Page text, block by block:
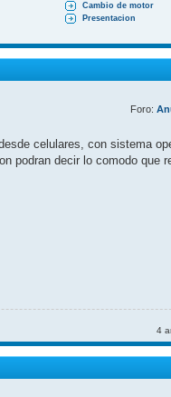
Cambio de motor
Presentacion
Foro:
celulares, con sistema
podran decir lo comodo que
4